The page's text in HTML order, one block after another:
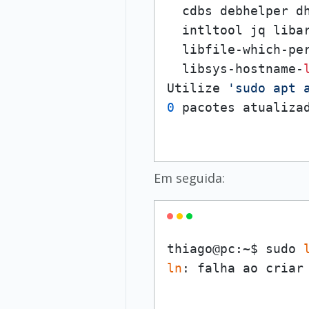
cdbs debhelper
intltool jq
libfile-which-
  libsys-hostname-
Utilize
'sudo apt
0 pacotes
Em seguida:
thiago@pc:~$ sudo
ln : falha ao